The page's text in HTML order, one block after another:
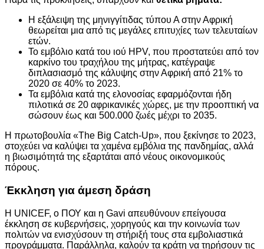
Η εξάλειψη της μηνιγγίτιδας τύπου Α στην Αφρική
θεωρείται μια από τις μεγάλες επιτυχίες των τελευταίων
ετών.
Το εμβόλιο κατά του ιού HPV, που προστατεύει από τον
καρκίνο του τραχήλου της μήτρας, κατέγραψε
διπλασιασμό της κάλυψης στην Αφρική από 21% το
2020 σε 40% το 2023.
Τα εμβόλια κατά της ελονοσίας εφαρμόζονται ήδη
πιλοτικά σε 20 αφρικανικές χώρες, με την προοπτική να
σώσουν έως και 500.000 ζωές μέχρι το 2035.
Η πρωτοβουλία «The Big Catch-Up», που ξεκίνησε το 2023,
στοχεύει να καλύψει τα χαμένα εμβόλια της πανδημίας, αλλά
η βιωσιμότητά της εξαρτάται από νέους οικονομικούς
πόρους.
Έκκληση για άμεση δράση
Η UNICEF, ο ΠΟΥ και η Gavi απευθύνουν επείγουσα
έκκληση σε κυβερνήσεις, χορηγούς και την κοινωνία των
πολιτών να ενισχύσουν τη στήριξή τους στα εμβολιαστικά
προγράμματα. Παράλληλα, καλούν τα κράτη να τηρήσουν τις